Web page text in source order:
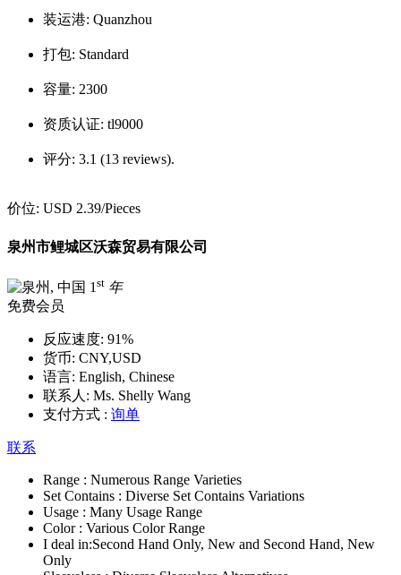
装运港: Quanzhou
打包: Standard
容量: 2300
资质认证: tl9000
评分: 3.1 (13 reviews).
价位: USD 2.39/Pieces
泉州市鲤城区沃森贸易有限公司
1 st 年
免费会员
反应速度: 91%
货币: CNY,USD
语言: English, Chinese
联系人: Ms. Shelly Wang
支付方式 : 询单
联系
Range : Numerous Range Varieties
Set Contains : Diverse Set Contains Variations
Usage : Many Usage Range
Color : Various Color Range
I deal in:Second Hand Only, New and Second Hand, New
Only